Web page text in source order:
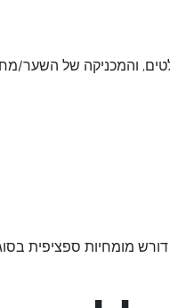
והמכניקה של השער/
מומחיות ספציפית